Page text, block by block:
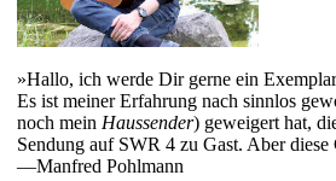
»Hallo, ich werde Dir gerne ein
Es ist meiner Erfahrung nach sinnlos
noch mein Haussender) geweigert hat,
Sendung auf SWR 4 zu Gast. Aber
—Manfred Pohlmann